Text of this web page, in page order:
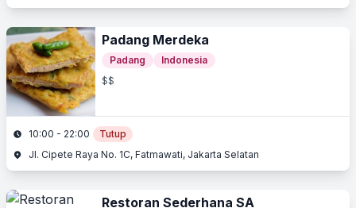
Padang Merdeka
Padang
Indonesia
$$
10:00 - 22:00
Tutup
Jl. Cipete Raya No. 1C, Fatmawati, Jakarta Selatan
Restoran Sederhana SA